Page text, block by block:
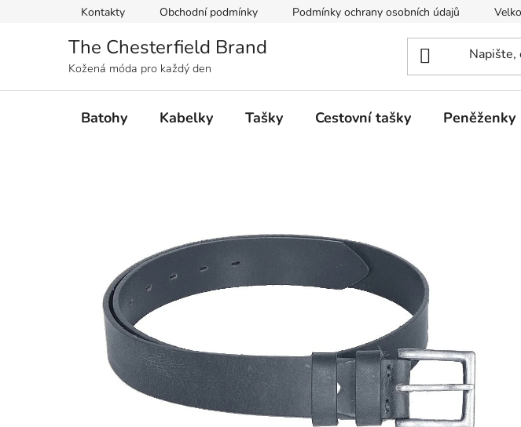
Kontakty Obchodní podmínky Podmínky ochrany osobních údajů
The Chesterfield Brand
Kožená móda pro každý den
Batohy Kabelky Tašky Cestovní tašky Peněženky